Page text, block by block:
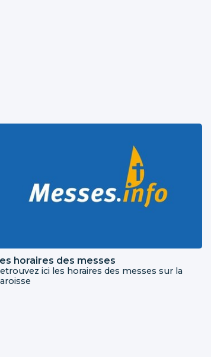
horaires des messes
ici les horaires des messes sur la